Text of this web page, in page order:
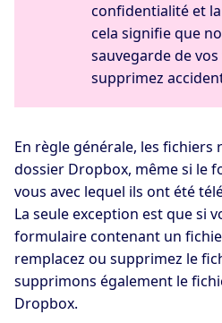
confidentialité et
cela signifie que
sauvegarde de
supprimez
En règle générale, les
dossier Dropbox, même si le
vous avec lequel ils ont été
La seule exception est que si
formulaire contenant un
remplacez ou supprimez le
supprimons également le
Dropbox.